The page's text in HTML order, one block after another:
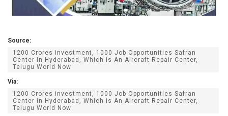
Source:
1200 Crores investment, 1000 Job Opportunities Safran
Center in Hyderabad, Which is An Aircraft Repair Center,
Telugu World Now
Via:
1200 Crores investment, 1000 Job Opportunities Safran
Center in Hyderabad, Which is An Aircraft Repair Center,
Telugu World Now